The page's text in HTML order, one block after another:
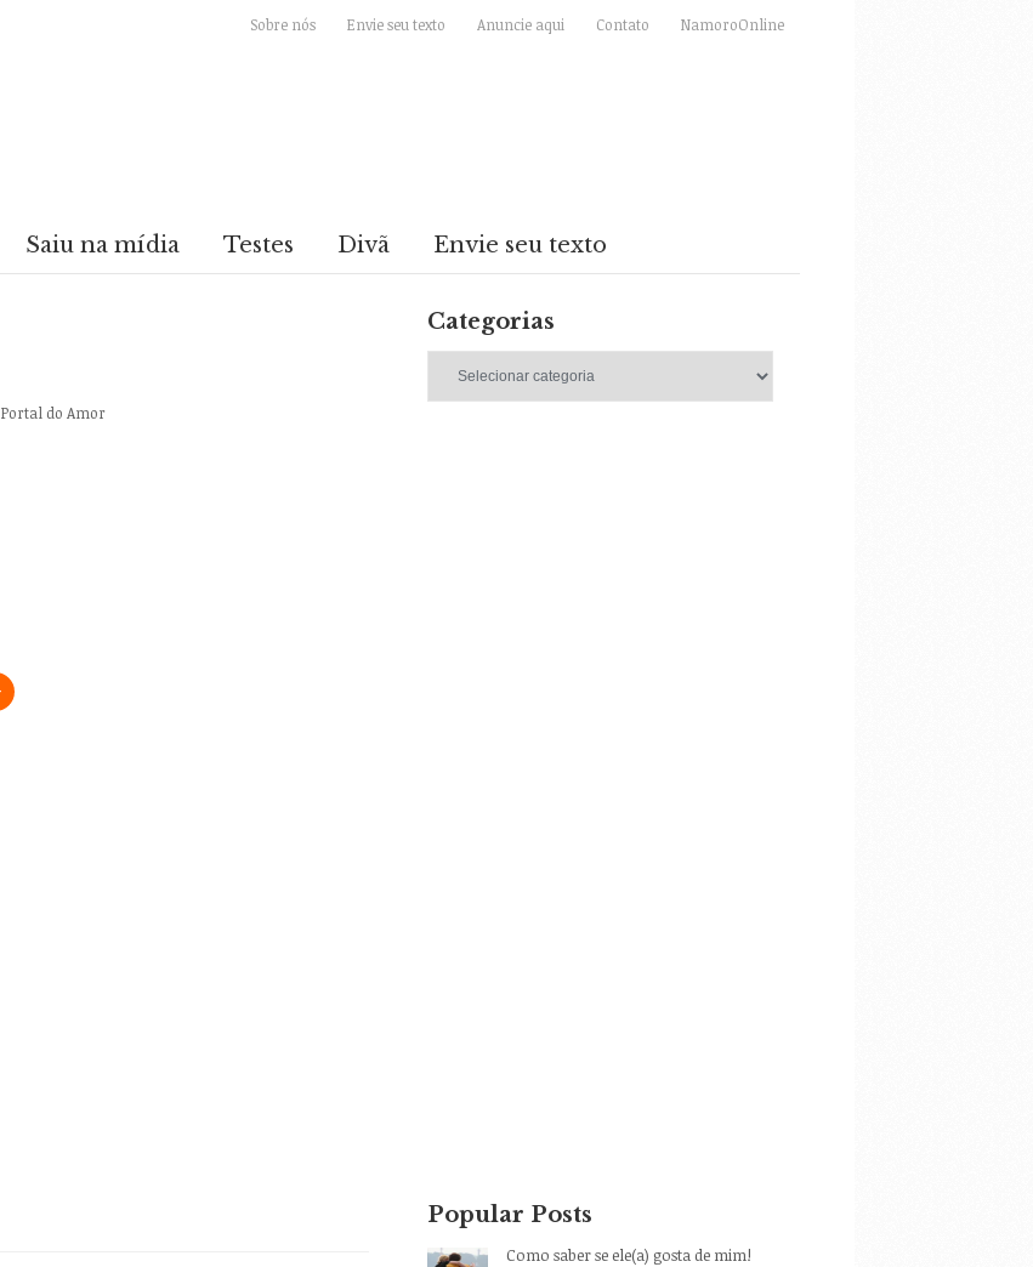
Sobre nós Envie seu texto Anuncie aqui Contato NamoroOnline
Saiu na mídia Testes Divã Envie seu texto
Portal do Amor
Categorias
Popular Posts
Como saber se ele(a) gosta de mim!